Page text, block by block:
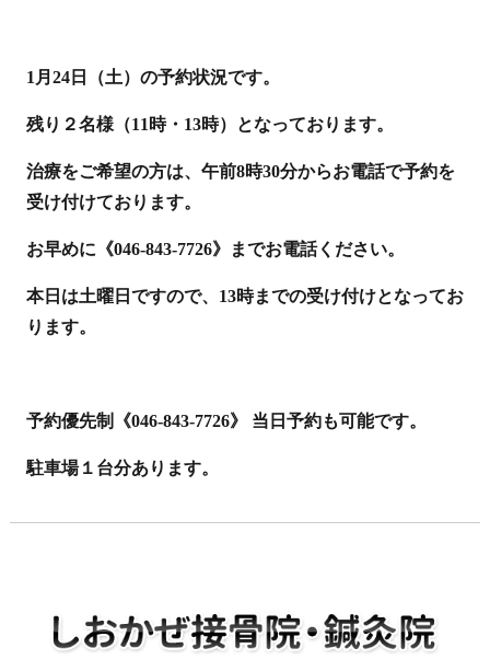
1月24日（土）の予約状況です。
残り２名様（11時・13時）となっております。
治療をご希望の方は、午前8時30分からお電話で予約を
受け付けております。
お早めに《046-843-7726》までお電話ください。
本日は土曜日ですので、13時までの受け付けとなってお
ります。
予約優先制《046-843-7726》 当日予約も可能です。
駐車場１台分あります。